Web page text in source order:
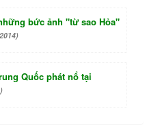
bức ảnh "từ sao Hỏa"
Quốc phát nổ tại